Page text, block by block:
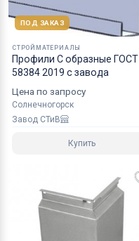
ПОД ЗАКАЗ
СТРОЙМАТЕРИАЛЫ
Профили С образные ГОСТ
58384 2019 с завода
Цена по запросу
Солнечногорск
Завод СТиВ
Купить